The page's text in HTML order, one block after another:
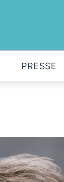
PRESSE